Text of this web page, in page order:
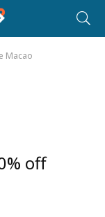
Macao
off